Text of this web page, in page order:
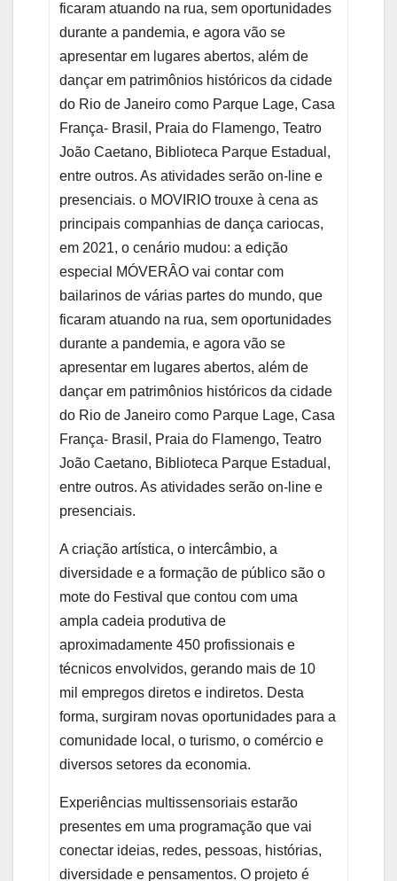
ficaram atuando na rua, sem oportunidades
durante a pandemia, e agora vão se
apresentar em lugares abertos, além de
dançar em patrimônios históricos da cidade
do Rio de Janeiro como Parque Lage, Casa
França- Brasil, Praia do Flamengo, Teatro
João Caetano, Biblioteca Parque Estadual,
entre outros. As atividades serão on-line e
presenciais. o MOVIRIO trouxe à cena as
principais companhias de dança cariocas,
em 2021, o cenário mudou: a edição
especial MÓVERÂO vai contar com
bailarinos de várias partes do mundo, que
ficaram atuando na rua, sem oportunidades
durante a pandemia, e agora vão se
apresentar em lugares abertos, além de
dançar em patrimônios históricos da cidade
do Rio de Janeiro como Parque Lage, Casa
França- Brasil, Praia do Flamengo, Teatro
João Caetano, Biblioteca Parque Estadual,
entre outros. As atividades serão on-line e
presenciais.
A criação artística, o intercâmbio, a
diversidade e a formação de público são o
mote do Festival que contou com uma
ampla cadeia produtiva de
aproximadamente 450 profissionais e
técnicos envolvidos, gerando mais de 10
mil empregos diretos e indiretos. Desta
forma, surgiram novas oportunidades para a
comunidade local, o turismo, o comércio e
diversos setores da economia.
Experiências multissensoriais estarão
presentes em uma programação que vai
conectar ideias, redes, pessoas, histórias,
diversidade e pensamentos. O projeto é